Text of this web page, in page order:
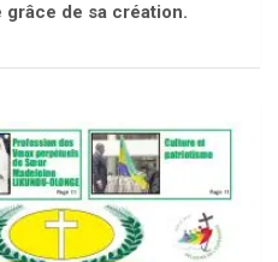
grâce de sa création.